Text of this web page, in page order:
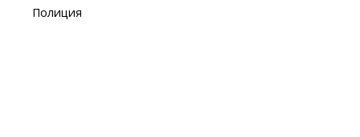
o
Полиция